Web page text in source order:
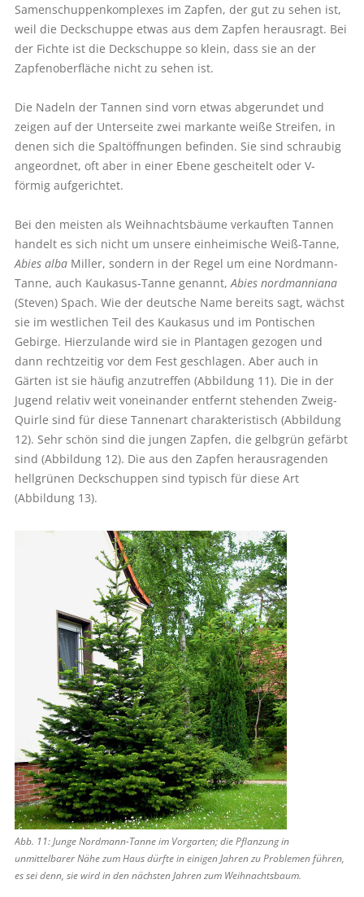
Samenschuppenkomplexes im Zapfen, der gut zu sehen ist,
weil die Deckschuppe etwas aus dem Zapfen herausragt. Bei
der Fichte ist die Deckschuppe so klein, dass sie an der
Zapfenoberfläche nicht zu sehen ist.
Die Nadeln der Tannen sind vorn etwas abgerundet und
zeigen auf der Unterseite zwei markante weiße Streifen, in
denen sich die Spaltöffnungen befinden. Sie sind schraubig
angeordnet, oft aber in einer Ebene gescheitelt oder V-
förmig aufgerichtet.
Bei den meisten als Weihnachtsbäume verkauften Tannen
handelt es sich nicht um unsere einheimische Weiß-Tanne,
Abies albaMiller, sondern in der Regel um eine Nordmann-
Tanne, auch Kaukasus-Tanne genannt,Abies nordmanniana
(Steven) Spach. Wie der deutsche Name bereits sagt, wächst
sie im westlichen Teil des Kaukasus und im Pontischen
Gebirge. Hierzulande wird sie in Plantagen gezogen und
dann rechtzeitig vor dem Fest geschlagen. Aber auch in
Gärten ist sie häufig anzutreffen (Abbildung 11). Die in der
Jugend relativ weit voneinander entfernt stehenden Zweig-
Quirle sind für diese Tannenart charakteristisch (Abbildung
12). Sehr schön sind die jungen Zapfen, die gelbgrün gefärbt
sind (Abbildung 12). Die aus den Zapfen herausragenden
hellgrünen Deckschuppen sind typisch für diese Art
(Abbildung 13).
Abb. 11: Junge Nordmann-Tanne im Vorgarten; die Pflanzung in
unmittelbarer Nähe zum Haus dürfte in einigen Jahren zu Problemen führen,
es sei denn, sie wird in den nächsten Jahren zum Weihnachtsbaum.